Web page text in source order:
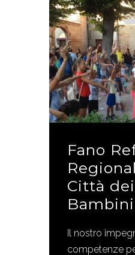
Fano
Città dei
Bambini
Il nostro
competenze